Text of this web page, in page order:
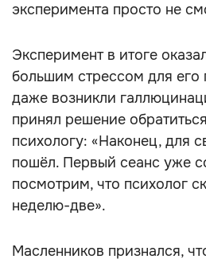
эксперимента просто не
Эксперимент в итоге
большим стрессом для его
даже возникли
принял решение
психологу: «Наконец, для
пошёл. Первый сеанс уже
посмотрим, что психолог
неделю-две».
Масленников признался,